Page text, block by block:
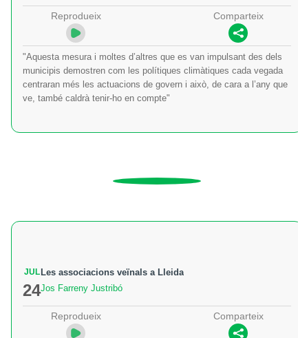
Reprodueix Comparteix
"Aquesta mesura i moltes d’altres que es van impulsant des dels
municipis demostren com les polítiques climàtiques cada vegada
centraran més les actuacions de govern i això, de cara a l’any que
ve, també caldrà tenir-ho en compte"
JUL
24
Les associacions veïnals a Lleida
Jos Farreny Justribó
Reprodueix Comparteix